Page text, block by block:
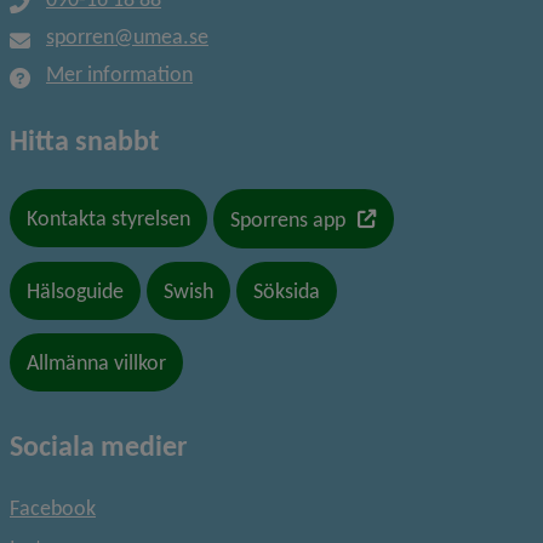
sporren@umea.se
Mer information
Hitta snabbt
Kontakta styrelsen Sporrens app Länk till en annan
Hälsoguide Swish Söksida
Allmänna villkor
Sociala medier
Facebook